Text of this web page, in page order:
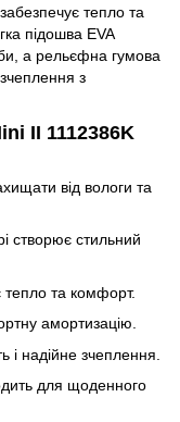
тепло та
підошва EVA
а рельєфна гумова
зчеплення з
II 1112386K
від вологи та
створює стильний
тепло та комфорт.
амортизацію.
і надійне зчеплення.
для щоденного